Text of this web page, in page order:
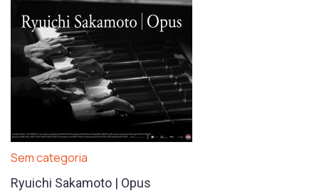
Sem categoria
Ryuichi Sakamoto | Opus